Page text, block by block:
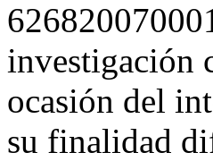
investigación
ocasión del
su finalidad